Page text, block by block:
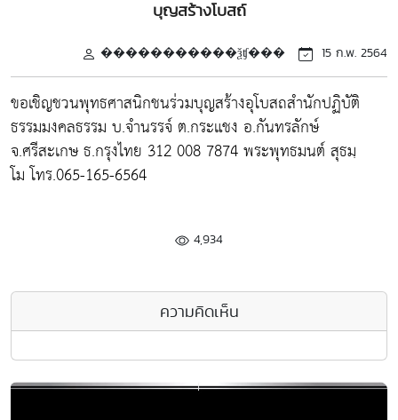
บุญสร้างโบสถ์
�����������ѯʧ��� 15 ก.พ. 2564
ขอเชิญชวนพุทธศาสนิกชนร่วมบุญสร้างอุโบสถสำนักปฏิบัติ
ธรรมมงคลธรรม บ.จำนรรจ์ ต.กระแชง อ.กันทรลักษ์
จ.ศรีสะเกษ ธ.กรุงไทย 312 008 7874 พระพุทธมนต์ สุธมฺ
โม โทร.065-165-6564
4,934
ความคิดเห็น